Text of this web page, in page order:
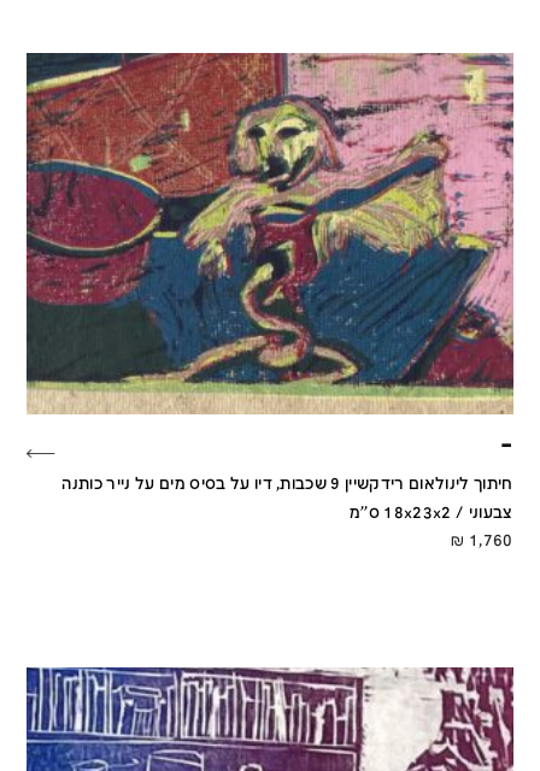
–
חיתוך לינולאום רידקשיין 9 שכבות, דיו על בסיס מים על נייר כותנה
צבעוני / 18x23x2 ס''מ
1,760
₪